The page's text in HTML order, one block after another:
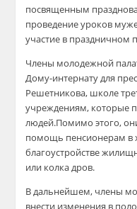
посвященным
проведение уроков
участие в праздничном
Члены молодежной
Дому-интернату для
Решетникова, школе
учреждениям, которые
людей.Помимо этого,
помощь пенсионерам в
благоустройстве
или колка дров.
В дальнейшем, члены
внести изменения в